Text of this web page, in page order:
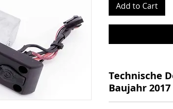
Add to Cart
Technische
Baujahr 2017